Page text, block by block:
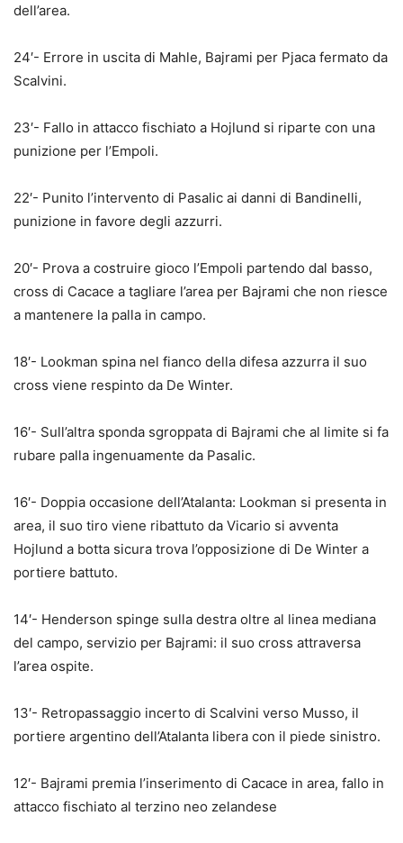
dell’area.
24′- Errore in uscita di Mahle, Bajrami per Pjaca fermato da
Scalvini.
23′- Fallo in attacco fischiato a Hojlund si riparte con una
punizione per l’Empoli.
22′- Punito l’intervento di Pasalic ai danni di Bandinelli,
punizione in favore degli azzurri.
20′- Prova a costruire gioco l’Empoli partendo dal basso,
cross di Cacace a tagliare l’area per Bajrami che non riesce
a mantenere la palla in campo.
18′- Lookman spina nel fianco della difesa azzurra il suo
cross viene respinto da De Winter.
16′- Sull’altra sponda sgroppata di Bajrami che al limite si fa
rubare palla ingenuamente da Pasalic.
16′- Doppia occasione dell’Atalanta: Lookman si presenta in
area, il suo tiro viene ribattuto da Vicario si avventa
Hojlund a botta sicura trova l’opposizione di De Winter a
portiere battuto.
14′- Henderson spinge sulla destra oltre al linea mediana
del campo, servizio per Bajrami: il suo cross attraversa
l’area ospite.
13′- Retropassaggio incerto di Scalvini verso Musso, il
portiere argentino dell’Atalanta libera con il piede sinistro.
12′- Bajrami premia l’inserimento di Cacace in area, fallo in
attacco fischiato al terzino neo zelandese